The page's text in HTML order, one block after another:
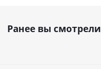
Ранее вы смотрели